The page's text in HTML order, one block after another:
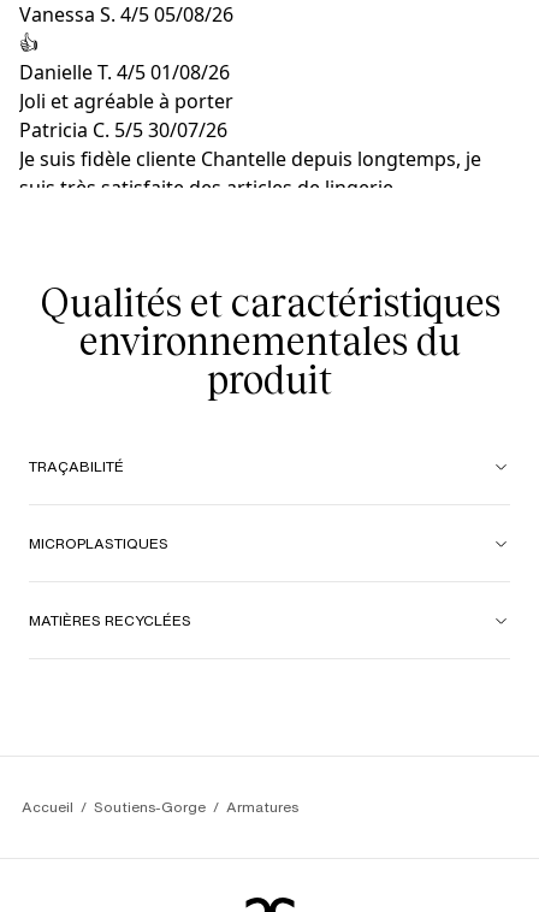
Vanessa S. 4/505/08/26
👍
Danielle T. 4/501/08/26
Joli et agréable à porter
Patricia C. 5/530/07/26
Je suis fidèle cliente Chantelle depuis longtemps, je
suis très satisfaite des articles de lingerie
Qualités et caractéristiques
environnementales du
produit
TRAÇABILITÉ
MICROPLASTIQUES
MATIÈRES RECYCLÉES
Accueil Soutiens-Gorge Armatures